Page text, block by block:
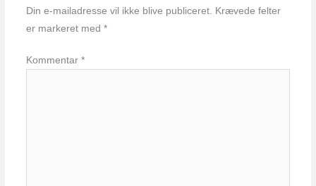
Din e-mailadresse vil ikke blive publiceret. Krævede felter
er markeret med *
Kommentar *